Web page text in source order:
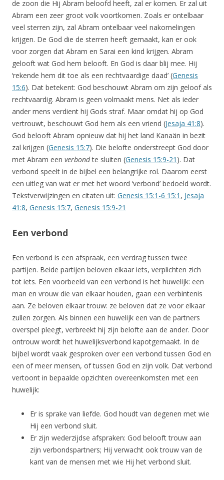
de zoon die Hij Abram beloofd heeft, zal er komen. Er zal uit
Abram een zeer groot volk voortkomen. Zoals er ontelbaar
veel sterren zijn, zal Abram ontelbaar veel nakomelingen
krijgen. De God die de sterren heeft gemaakt, kan er ook
voor zorgen dat Abram en Sarai een kind krijgen. Abram
gelooft wat God hem belooft. En God is daar blij mee. Hij
‘rekende hem dit toe als een rechtvaardige daad’ (Genesis
15:6). Dat betekent: God beschouwt Abram om zijn geloof als
rechtvaardig. Abram is geen volmaakt mens. Net als ieder
ander mens verdient hij Gods straf. Maar omdat hij op God
vertrouwt, beschouwt God hem als een vriend (Jesaja 41:8).
God belooft Abram opnieuw dat hij het land Kanaän in bezit
zal krijgen (Genesis 15:7). Die belofte onderstreept God door
met Abram een verbondte sluiten (Genesis 15:9-21 ). Dat
verbond speelt in de bijbel een belangrijke rol. Daarom eerst
een uitleg van wat er met het woord ‘verbond’ bedoeld wordt.
Tekstverwijzingen en citaten uit: Genesis 15:1-6 15:1 , Jesaja
41:8, Genesis 15:7, Genesis 15:9-21
Een verbond
Een verbond is een afspraak, een verdrag tussen twee
partijen. Beide partijen beloven elkaar iets, verplichten zich
tot iets. Een voorbeeld van een verbond is het huwelijk: een
man en vrouw die van elkaar houden, gaan een verbintenis
aan. Ze beloven elkaar trouw: ze beloven dat ze voor elkaar
zullen zorgen. Als binnen een huwelijk een van de partners
overspel pleegt, verbreekt hij zijn belofte aan de ander. Door
ontrouw wordt het huwelijksverbond kapotgemaakt. In de
bijbel wordt vaak gesproken over een verbond tussen God en
een of meer mensen, of tussen God en zijn volk. Dat verbond
vertoont in bepaalde opzichten overeenkomsten met een
huwelijk:
Er is sprake van liefde. God houdt van degenen met wie
Hij een verbond sluit.
Er zijn wederzijdse afspraken: God belooft trouw aan
zijn verbondspartners; Hij verwacht ook trouw van de
kant van de mensen met wie Hij het verbond sluit.